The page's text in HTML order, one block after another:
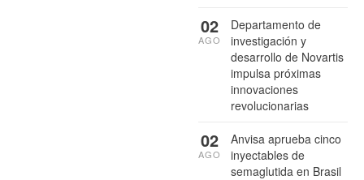
Departamento de
investigación y
desarrollo de Novartis
impulsa próximas
innovaciones
revolucionarias
02
AGO
Anvisa aprueba cinco
inyectables de
semaglutida en Brasil
02
AGO